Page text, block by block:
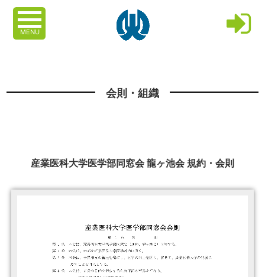
MENU
会則・組織
産業医科大学医学部同窓会 龍ヶ池会 規約・会則